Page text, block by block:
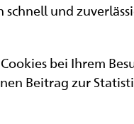
in Marburg
zu Betrieben,
und
bei Ihrem
Beitrag zur